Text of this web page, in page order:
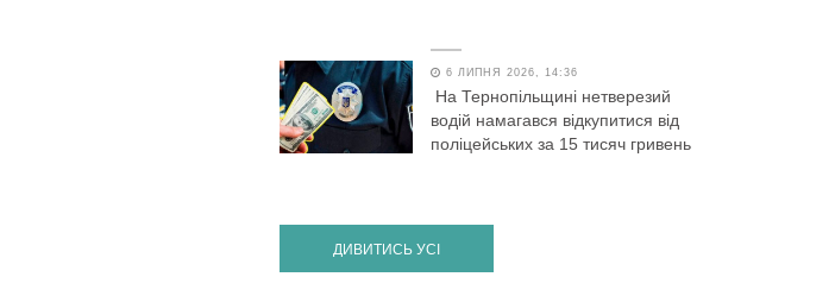
6 ЛИПНЯ 2026, 14:36
На Тернопільщині нетверезий
водій намагався відкупитися від
поліцейських за 15 тисяч гривень
ДИВИТИСЬ УСІ